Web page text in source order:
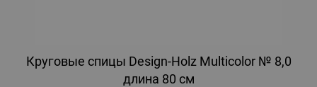
Круговые спицы Design-Holz Multicolor № 8,0
длина 80 см